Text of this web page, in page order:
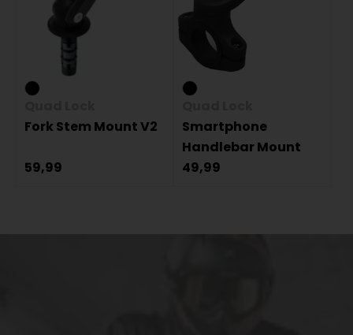
Fork Stem Mount V2
59,99
Smartphone
Handlebar Mount
49,99